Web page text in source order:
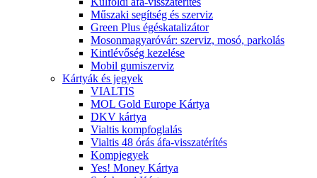
Műszaki segítség és szerviz
Green Plus égéskatalizátor
Mosonmagyaróvár: szerviz, mosó, parkolás
Kintlévőség kezelése
Mobil gumiszerviz
Kártyák és jegyek
VIALTIS
MOL Gold Europe Kártya
DKV kártya
Vialtis kompfoglalás
Vialtis 48 órás áfa-visszatérítés
Kompjegyek
Yes! Money Kártya